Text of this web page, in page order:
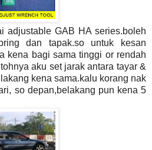
adjustable GAB HA series.boleh
dan tapak.so untuk kesan
kena bagi sama tinggi or rendah
aku set jarak antara tayar &
kena sama.kalu korang nak
so depan,belakang pun kena 5